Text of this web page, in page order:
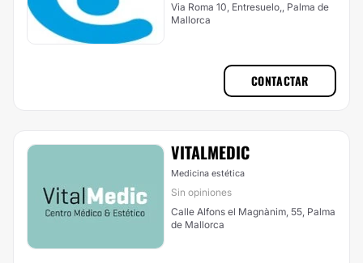
Via Roma 10, Entresuelo,, Palma de
Mallorca
CONTACTAR
VITALMEDIC
Medicina estética
Sin opiniones
Calle Alfons el Magnànim, 55, Palma
de Mallorca